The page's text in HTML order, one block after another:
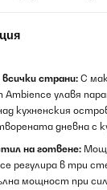
страни: С
Ambience улавя
кухненския
дневна с
на готвене:
регулира в три
мощност при